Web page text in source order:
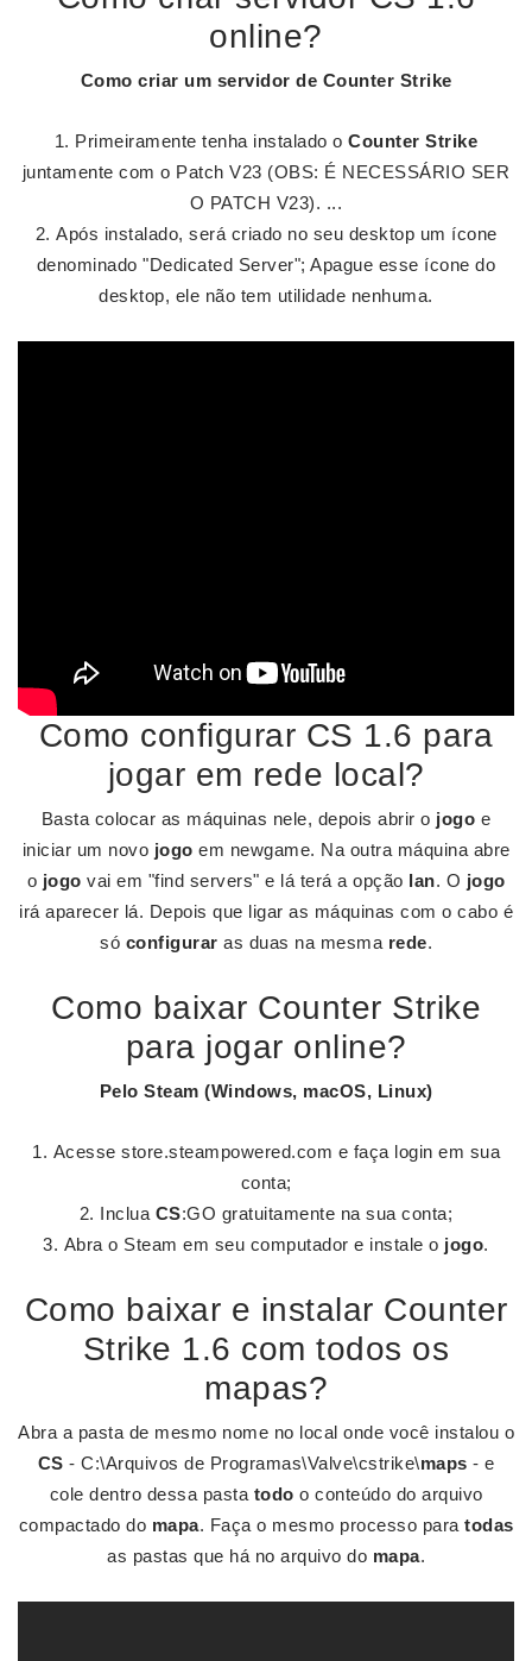
online?
Como criar um servidor de Counter Strike
Primeiramente tenha instalado oCounter Strike
juntamente com o Patch V23 (OBS: É NECESSÁRIO SER
O PATCH V23). ...
Após instalado, será criado no seu desktop um ícone
denominado "Dedicated Server"; Apague esse ícone do
desktop, ele não tem utilidade nenhuma.
Como configurar CS 1.6 para
jogar em rede local?
Basta colocar as máquinas nele, depois abrir o jogo e
iniciar um novo jogo em newgame. Na outra máquina abre
o jogo vai em "find servers" e lá terá a opção lan. O jogo
irá aparecer lá. Depois que ligar as máquinas com o cabo é
só configurar as duas na mesma rede.
Como baixar Counter Strike
para jogar online?
Pelo Steam (Windows, macOS, Linux)
Acesse store.steampowered.com e faça login em sua
conta;
Inclua CS:GO gratuitamente na sua conta;
Abra o Steam em seu computador e instale o jogo.
Como baixar e instalar Counter
Strike 1.6 com todos os
mapas?
Abra a pasta de mesmo nome no local onde você instalou o
CS - C:\Arquivos de Programas\Valve\cstrike\maps - e
cole dentro dessa pasta todo o conteúdo do arquivo
compactado do mapa. Faça o mesmo processo para todas
as pastas que há no arquivo do mapa.